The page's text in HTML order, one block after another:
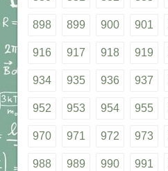
898 899 900 901
916 917 918 919
934 935 936 937
952 953 954 955
970 971 972 973
988 989 990 991